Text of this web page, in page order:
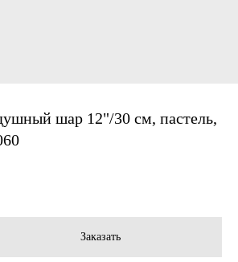
шар 12"/30 см, пастель,
Заказать